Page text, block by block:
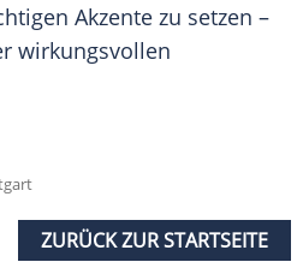
Akzente zu setzen –
wirkungsvollen
ZURÜCK ZUR STARTSEITE